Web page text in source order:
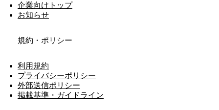
企業向けトップ
お知らせ
規約・ポリシー
利用規約
プライバシーポリシー
外部送信ポリシー
掲載基準・ガイドライン